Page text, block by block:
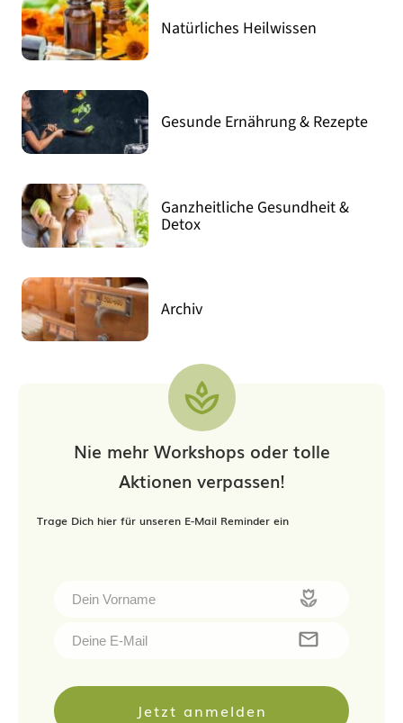
Natürliches Heilwissen
Gesunde Ernährung & Rezepte
Ganzheitliche Gesundheit &
Detox
Archiv
Nie mehr Workshops oder tolle
Aktionen verpassen!
Trage Dich hier für unseren E-Mail Reminder ein
Jetzt anmelden